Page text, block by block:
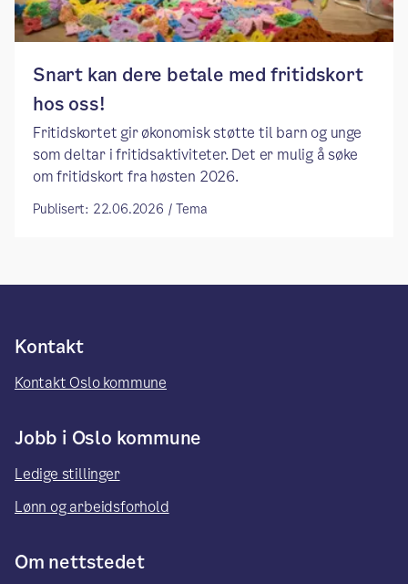
Snart kan dere betale med fritidskort
hos oss!
Fritidskortet gir økonomisk støtte til barn og unge
som deltar i fritidsaktiviteter. Det er mulig å søke
om fritidskort fra høsten 2026.
Publisert: 22.06.2026 / Tema
Kontakt
Kontakt Oslo kommune
Jobb i Oslo kommune
Ledige stillinger
Lønn og arbeidsforhold
Om nettstedet